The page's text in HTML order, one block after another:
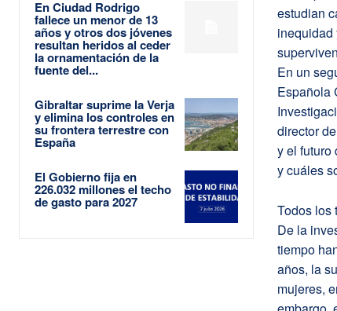
En Ciudad Rodrigo
fallece un menor de 13
años y otros dos jóvenes
resultan heridos al ceder
la ornamentación de la
fuente del...
Gibraltar suprime la Verja
y elimina los controles en
su frontera terrestre con
España
El Gobierno fija en
226.032 millones el techo
de gasto para 2027
estudian
inequidad
En un
Española
director
y el futuro
y cuáles
Todos los
De la
tiempo
años, la
mujeres,